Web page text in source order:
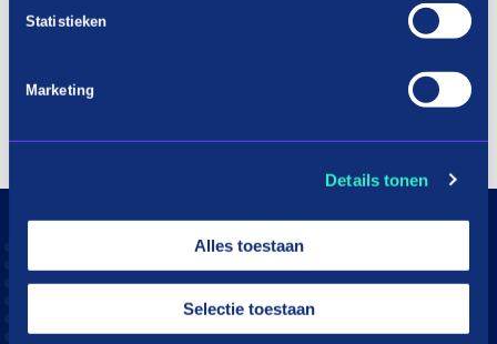
Statistieken
Marketing
Details tonen
Alles toestaan
Selectie toestaan